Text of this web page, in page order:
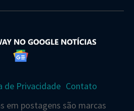
de Privacidade Contato
em postagens são marcas